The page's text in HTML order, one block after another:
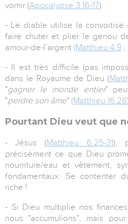
vomir (Apocalypse 3.16-17).
- Le diable utilise la convoitise
faire chuter et plier le genou
amour-de-l’argent (Matthieu 4.9 ;
- Il est très difficile (pas
dans le Royaume de Dieu (
"gagner le monde entier"
"perdre son âme" (Matthieu 16.26
Pourtant Dieu veut que
- Jésus (Matthieu 6.25-31),
précisément ce que Dieu
nourriture/eau et vêtement,
fondamentaux. Se contenter
riche !
- Si Dieu multiplie nos
nous "accumulions", mais